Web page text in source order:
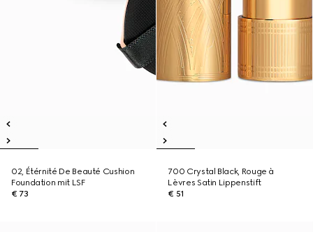
02, Étérnité De Beauté Cushion
Foundation mit LSF
€ 73
700 Crystal Black, Rouge à
Lèvres Satin Lippenstift
€ 51